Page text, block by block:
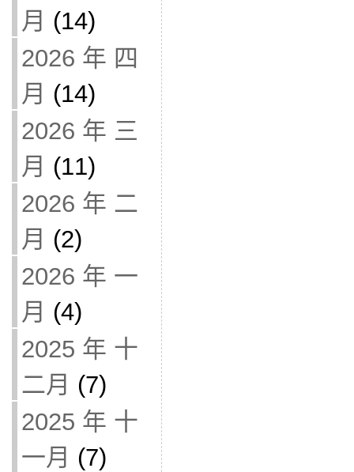
月 (14)
2026 年 四
月 (14)
2026 年 三
月 (11)
2026 年 二
月 (2)
2026 年 一
月 (4)
2025 年 十
二月 (7)
2025 年 十
一月 (7)